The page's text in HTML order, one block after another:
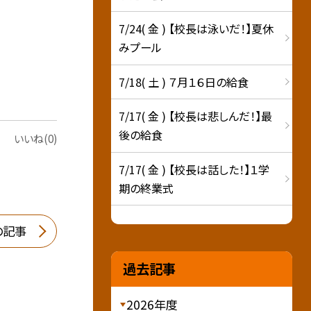
いいね(0)
事
7/24( 金 ) 【校長は泳いだ！】夏休
みプール
7/18( 土 ) ７月１６日の給食
7/17( 金 ) 【校長は悲しんだ！】最
後の給食
7/17( 金 ) 【校長は話した！】１学
期の終業式
過去記事
2026年度